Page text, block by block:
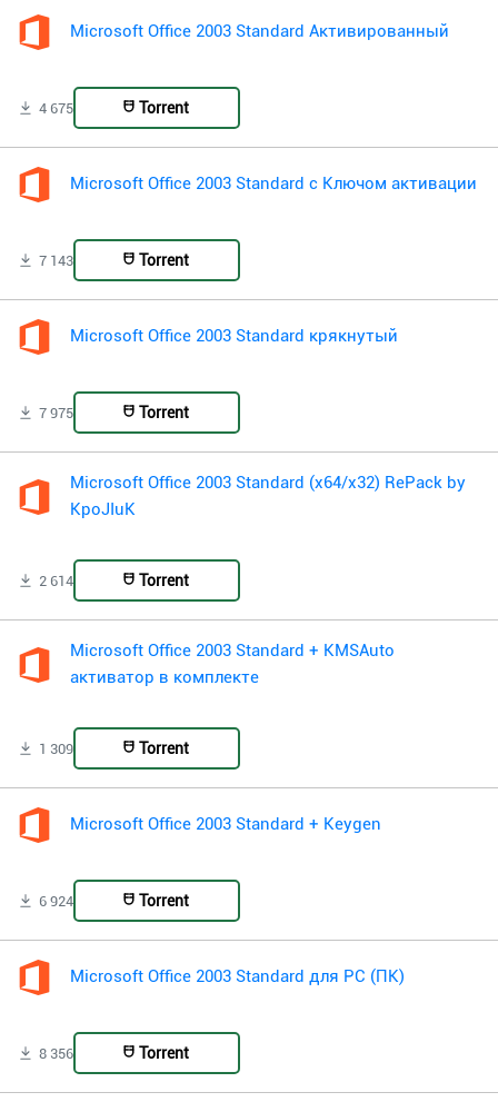
Microsoft Office 2003 Standard Активированный
4 675 Torrent
Microsoft Office 2003 Standard с Ключом активации
7 143 Torrent
Microsoft Office 2003 Standard крякнутый
7 975 Torrent
Microsoft Office 2003 Standard (x64/x32) RePack by
KpoJIuK
2 614 Torrent
Microsoft Office 2003 Standard + KMSAuto
активатор в комплекте
1 309 Torrent
Microsoft Office 2003 Standard + Keygen
6 924 Torrent
Microsoft Office 2003 Standard для PC (ПК)
8 356 Torrent